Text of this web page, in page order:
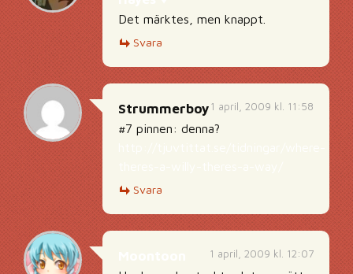
Det märktes, men knappt.
Svara
1 april, 2009 kl. 11:58
Strummerboy
#7 pinnen: denna?
Svara
1 april, 2009 kl. 12:07